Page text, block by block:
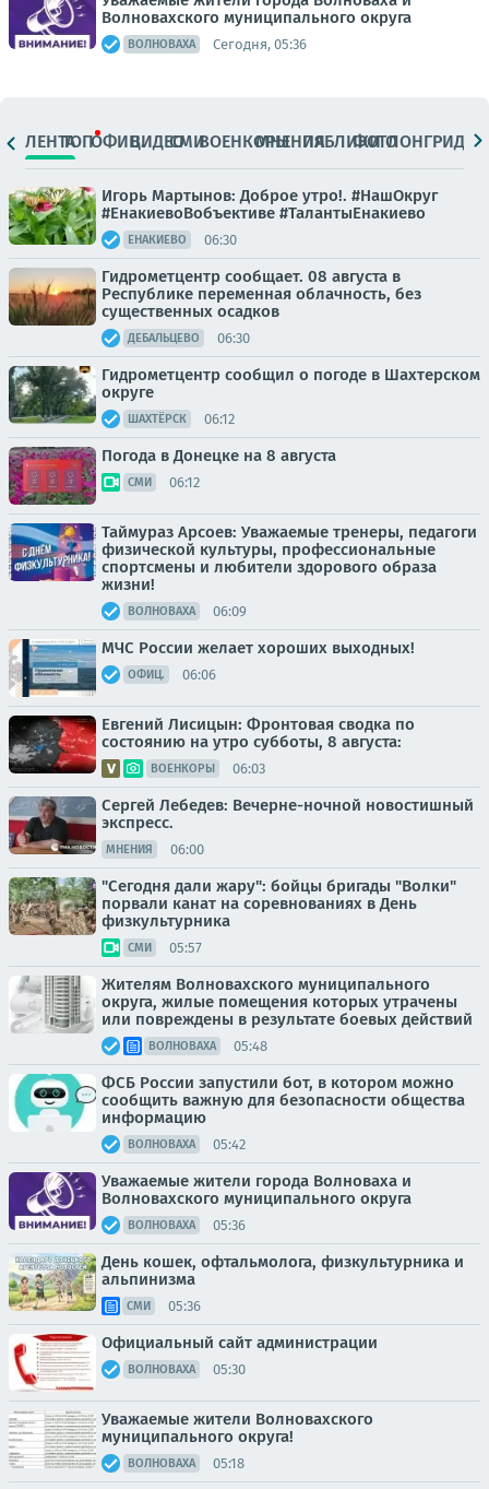
Волновахского муниципального округа
ВОЛНОВАХА Сегодня, 05:36
ЛЕНТАТОПОФИЦ.ВИДЕОСМИВОЕНКОРЫМНЕНИЯПАБЛИКИ
ФОТОЛОНГРИДЫ
Игорь Мартынов: Доброе утро!. #НашОкруг
#ЕнакиевоВобъективе #ТалантыЕнакиево
ЕНАКИЕВО 06:30
Гидрометцентр сообщает. 08 августа в
Республике переменная облачность, без
существенных осадков
ДЕБАЛЬЦЕВО 06:30
Гидрометцентр сообщил о погоде в Шахтерском
округе
ШАХТЁРСК 06:12
Погода в Донецке на 8 августа
СМИ 06:12
Таймураз Арсоев: Уважаемые тренеры, педагоги
физической культуры, профессиональные
спортсмены и любители здорового образа
жизни!
ВОЛНОВАХА 06:09
МЧС России желает хороших выходных!
ОФИЦ. 06:06
Евгений Лисицын: Фронтовая сводка по
состоянию на утро субботы, 8 августа:
ВОЕНКОРЫ 06:03
Сергей Лебедев: Вечерне-ночной новостишный
экспресс.
МНЕНИЯ 06:00
"Сегодня дали жару": бойцы бригады "Волки"
порвали канат на соревнованиях в День
физкультурника
СМИ 05:57
Жителям Волновахского муниципального
округа, жилые помещения которых утрачены
или повреждены в результате боевых действий
ВОЛНОВАХА 05:48
ФСБ России запустили бот, в котором можно
сообщить важную для безопасности общества
информацию
ВОЛНОВАХА 05:42
Уважаемые жители города Волноваха и
Волновахского муниципального округа
ВОЛНОВАХА 05:36
День кошек, офтальмолога, физкультурника и
альпинизма
СМИ 05:36
Официальный сайт администрации
ВОЛНОВАХА 05:30
Уважаемые жители Волновахского
муниципального округа!
ВОЛНОВАХА 05:18